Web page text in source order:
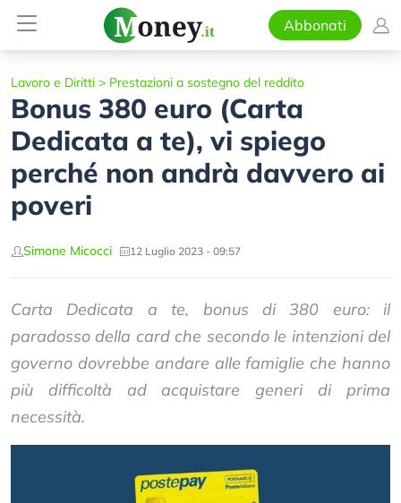
Abbonati
Lavoro e Diritti > Prestazioni a sostegno del reddito
Bonus 380 euro (Carta
Dedicata a te), vi spiego
perché non andrà davvero ai
poveri
Simone Micocci 12 Luglio 2023 - 09:57
Carta Dedicata a te, bonus di 380 euro: il
paradosso della card che secondo le intenzioni del
governo dovrebbe andare alle famiglie che hanno
più difficoltà ad acquistare generi di prima
necessità.